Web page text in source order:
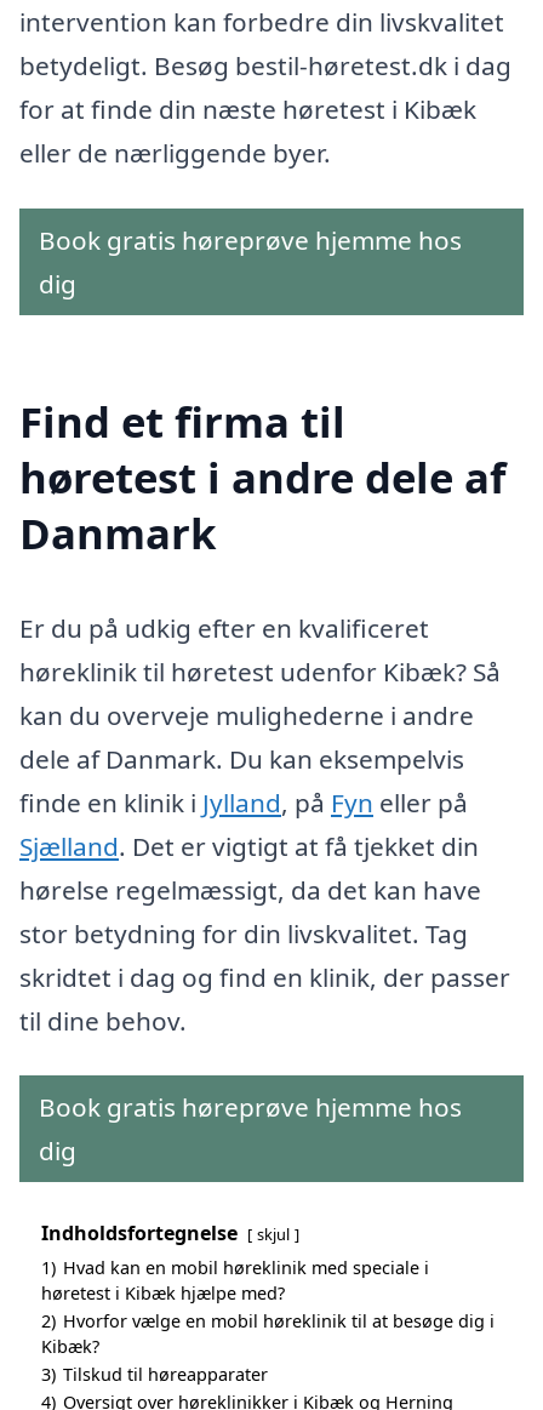
intervention kan forbedre din livskvalitet
betydeligt. Besøg bestil-høretest.dk i dag
for at finde din næste høretest i Kibæk
eller de nærliggende byer.
Book gratis høreprøve hjemme hos
dig
Find et firma til
høretest i andre dele af
Danmark
Er du på udkig efter en kvalificeret
høreklinik til høretest udenfor Kibæk? Så
kan du overveje mulighederne i andre
dele af Danmark. Du kan eksempelvis
finde en klinik i Jylland, på Fyn eller på
Sjælland. Det er vigtigt at få tjekket din
hørelse regelmæssigt, da det kan have
stor betydning for din livskvalitet. Tag
skridtet i dag og find en klinik, der passer
til dine behov.
Book gratis høreprøve hjemme hos
dig
Indholdsfortegnelse skjul
1) Hvad kan en mobil høreklinik med speciale i
høretest i Kibæk hjælpe med?
2) Hvorfor vælge en mobil høreklinik til at besøge dig i
Kibæk?
3) Tilskud til høreapparater
4) Oversigt over høreklinikker i Kibæk og Herning